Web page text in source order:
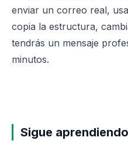
enviar un correo real,
copia la estructura,
tendrás un mensaje
minutos.
Sigue aprendiendo